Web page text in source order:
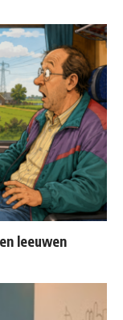
leeuwen